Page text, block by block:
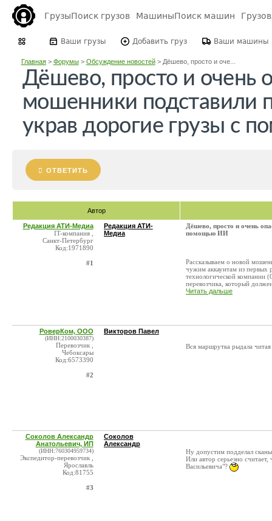
ГрузыПоиск грузов МашиныПоиск машин
Ваши грузы Добавить груз Ваши машины
Главная> Форумы> Обсуждение новостей> Дёшево, просто и оче...
Дёшево, просто и очень
мошенники подставили
украв дорогие грузы с
ОТВЕТИТЬ
Автор
Редакция АТИ-Медиа
IT-компания ,
Санкт-Петербург
Код:1971890
#1
Редакция АТИ-
Медиа
Дёшево, просто и очень
помощью ИИ
Рассказываем о новой
чужим аккаунтам из первых
технологической компании
перевозчика, который
Читать дальше
РоверКом, ООО
(ИНН:2100030387)
Перевозчик ,
Чебоксары
Код:6573390
#2
Викторов Павел
Вся маршрутка рыдала
Соколов Александр
Анатольевич, ИП
(ИНН:760304959734)
Экспедитор-перевозчик ,
Ярославль
Код:81755
#3
Соколов
Александр
Ну допустим подделал
Или автор серьезно
Васильевича"?